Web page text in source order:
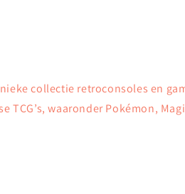
collectie retroconsoles en
TCG’s, waaronder Pokémon,